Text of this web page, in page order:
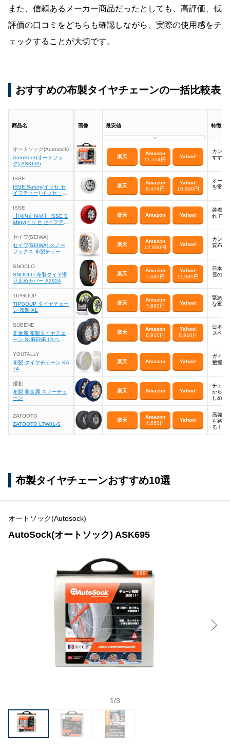
また、信頼あるメーカー商品だったとしても、高評価、低
評価の口コミをどちらも確認しながら、実際の使用感をチ
ェックすることが大切です。
おすすめの布製タイヤチェーンの一括比較表
商品名 画像 最安値 特徴
オートソック(Autosock)
AutoSock(オートソッ
ク) ASK695
楽天
Amazon
11,554円
Yahoo!
カンタ
すすめ
ISSE
ISSE Safety(イッセ セ
イフティー) イッセ・ス
C50054
楽天
Amazon
8,474円
Yahoo!
10,999円
オート
を常に
ISSE
【国内正規品】 ISSE S
afety(イッセ セイフティ
スノーソックス オート
センター機能搭載 Classi
c サイズ 62 C60062 レ
ッド
楽天 Amazon Yahoo!
装着が
れても
セイワ(SEIWA)
セイワ(SEIWA) スノー
ソックス 布製チェーン
楽天
Amazon
12,800円
Yahoo!
カンタ
質布製
SNOCLO
SNOCLO 布製タイヤ滑
り止めカバー A2924
楽天
Amazon
5,680円
Yahoo!
11,980円
日本で
雪の多
TIPGOUP
TIPGOUP タイヤチェー
ン 布製 XL
楽天
Amazon
7,680円
Yahoo!
緊急時
な軍手
SUBENE
非金属 布製タイヤチェ
ーン SUBENE (スベー
楽天
Amazon
8,910円
Yahoo!
8,910円
日本市
スペシ
YOUTALLY
布製 タイヤチェーン KA
74
楽天 Amazon Yahoo!
ガイド
把握し
優創
布製 非金属 スノーチェ
ーン
楽天 Amazon Yahoo!
チェー
から雪
しめる
ZATOOTO
ZATOOTO LTW01-S
楽天
Amazon
4,650円
Yahoo!
高強度
ら路面
る！
布製タイヤチェーンおすすめ10選
オートソック(Autosock)
AutoSock(オートソック) ASK695
1/3